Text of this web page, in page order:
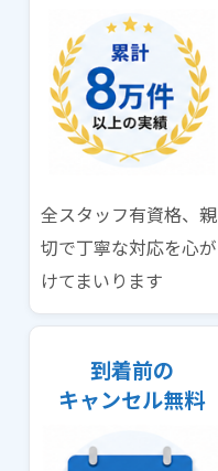
全スタッフ有資格、親
切で丁寧な対応を心が
けてまいります
到着前の
キャンセル無料